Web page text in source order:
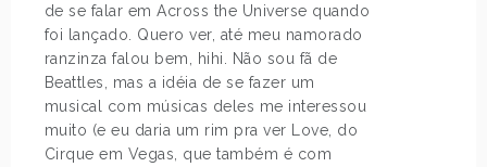
de se falar em Across the Universe quando
foi lançado. Quero ver, até meu namorado
ranzinza falou bem, hihi. Não sou fã de
Beattles, mas a idéia de se fazer um
musical com músicas deles me interessou
muito (e eu daria um rim pra ver Love, do
Cirque em Vegas, que também é com